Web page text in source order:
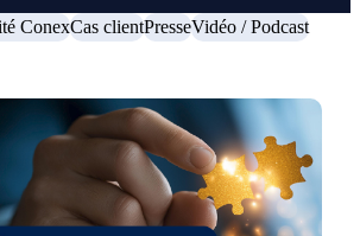
ConexCas clientPresseVidéo / Podcast